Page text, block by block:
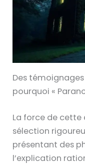
Des
pourquoi «
La force de cette
sélection
présentant des
l’explication